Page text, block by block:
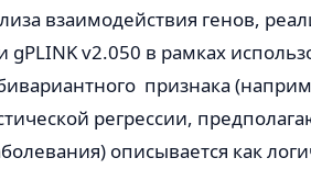
взаимодействия генов,
v2.050 в рамках
признака
регрессии,
описывается как